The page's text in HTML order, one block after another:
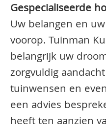
Gespecialiseerde
Uw belangen en
voorop. Tuinman
belangrijk uw
zorgvuldig
tuinwensen en
een advies
heeft ten aanzien